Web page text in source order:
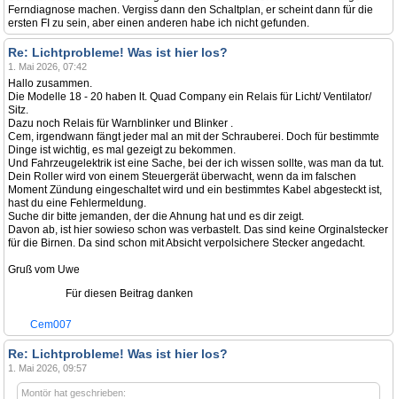
Ferndiagnose machen. Vergiss dann den Schaltplan, er scheint dann für die
ersten FI zu sein, aber einen anderen habe ich nicht gefunden.
Re: Lichtprobleme! Was ist hier los?
1. Mai 2026, 07:42
Hallo zusammen.
Die Modelle 18 - 20 haben lt. Quad Company ein Relais für Licht/ Ventilator/
Sitz.
Dazu noch Relais für Warnblinker und Blinker .
Cem, irgendwann fängt jeder mal an mit der Schrauberei. Doch für bestimmte
Dinge ist wichtig, es mal gezeigt zu bekommen.
Und Fahrzeugelektrik ist eine Sache, bei der ich wissen sollte, was man da tut.
Dein Roller wird von einem Steuergerät überwacht, wenn da im falschen
Moment Zündung eingeschaltet wird und ein bestimmtes Kabel abgesteckt ist,
hast du eine Fehlermeldung.
Suche dir bitte jemanden, der die Ahnung hat und es dir zeigt.
Davon ab, ist hier sowieso schon was verbastelt. Das sind keine Orginalstecker
für die Birnen. Da sind schon mit Absicht verpolsichere Stecker angedacht.
Gruß vom Uwe
Für diesen Beitrag danken
Cem007
Re: Lichtprobleme! Was ist hier los?
1. Mai 2026, 09:57
Montör hat geschrieben: